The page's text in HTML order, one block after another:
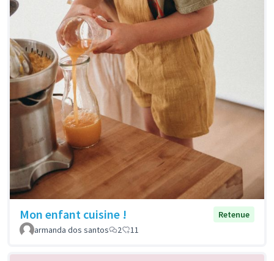
Mon enfant cuisine !
Retenue
armanda dos santos
2 11